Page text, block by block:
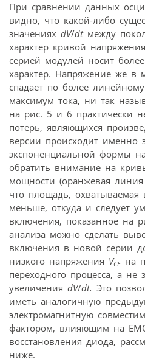
При сравнении данных
видно, что какой-либо
значениях dV/dtмежду
характер кривой напряжения
серией модулей носит
характер. Напряжение же в
спадает по более
максимум тока, ни так
на рис. 5 и 6 практически
потерь, являющихся
версии происходит именно
экспоненциальной формы
обратить внимание на
мощности (оранжевая
что площадь,
меньше, откуда и следует
включения, показанное на
анализа можно сделать
включения в новой серии
низкого напряжения VCE на
переходного процесса, а не
увеличения dV/dt. Это
иметь аналогичную
электромагнитную
фактором, влияющим на
восстановления диода,
ниже.